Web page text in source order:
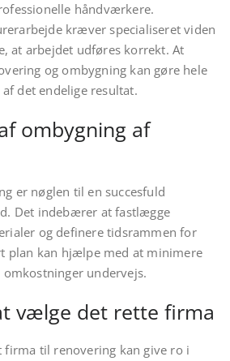
håndværkere.
kræver specialiseret viden
at arbejdet udføres korrekt. At
og ombygning kan gøre hele
det endelige resultat.
ombygning af
er nøglen til en succesfuld
Det indebærer at fastlægge
og definere tidsrammen for
plan kan hjælpe med at minimere
undervejs.
vælge det rette firma
til renovering kan give ro i